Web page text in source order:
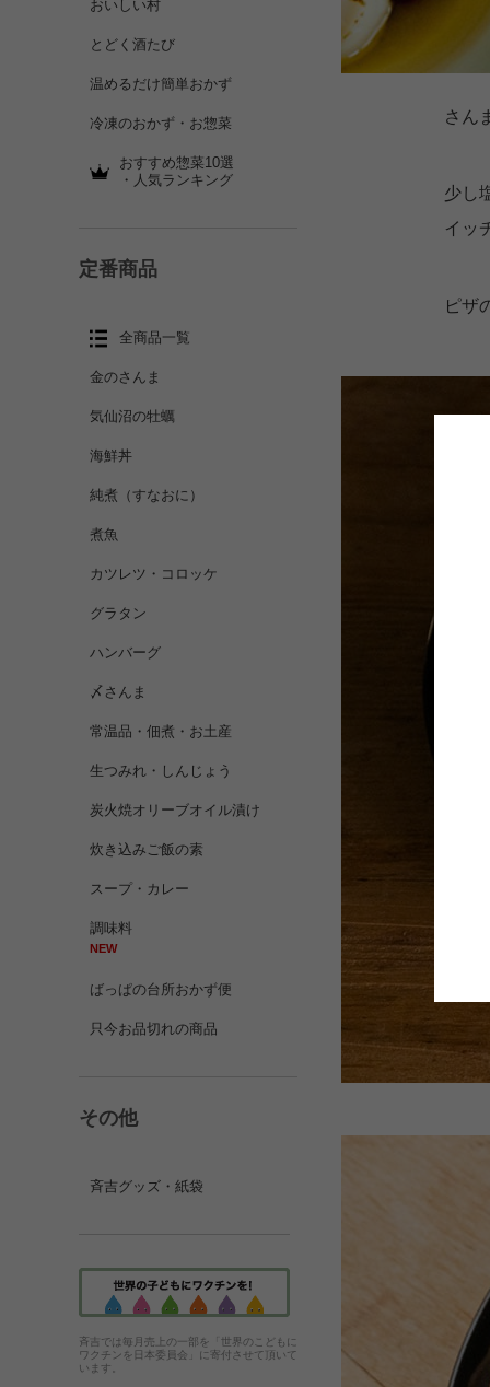
さん
少し
イッ
ピザ
おいしい村
とどく酒たび
温めるだけ簡単おかず
冷凍のおかず・お惣菜
おすすめ惣菜10選
・人気ランキング
定番商品
全商品一覧
金のさんま
気仙沼の牡蠣
海鮮丼
純煮（すなおに）
煮魚
カツレツ・コロッケ
グラタン
ハンバーグ
〆さんま
常温品・佃煮・お土産
生つみれ・しんじょう
炭火焼オリーブオイル漬け
炊き込みご飯の素
スープ・カレー
調味料
NEW
ばっぱの台所おかず便
只今お品切れの商品
その他
斉吉グッズ・紙袋
斉吉では毎月売上の一部を「世界のこどもに
ワクチンを日本委員会」に寄付させて頂いて
います。